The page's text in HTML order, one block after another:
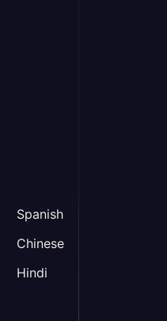
Spanish
Chinese
Hindi